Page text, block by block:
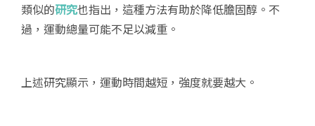
類似的研究也指出，這種方法有助於降低膽固醇。不
過，運動總量可能不足以減重。
上述研究顯示，運動時間越短，強度就要越大。